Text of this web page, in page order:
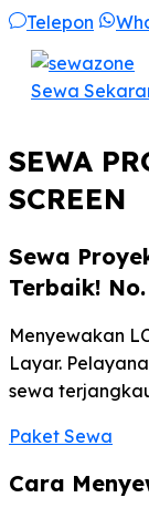
Skip
content
Telepon
Sewa
SEWA
SCREEN
Sewa
Terbaik! No.
Menyewakan
Layar.
sewa
Paket Sewa
Cara